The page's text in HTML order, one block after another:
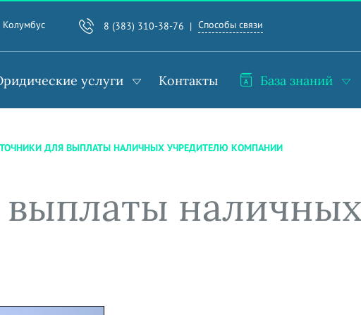
Колумбус 8 (383) 310-38-76 Способы связи
услуги Контакты База знаний
ДЛЯ ВЫПЛАТЫ НАЛИЧНЫХ УЧРЕДИТЕЛЮ КОМПАНИИ